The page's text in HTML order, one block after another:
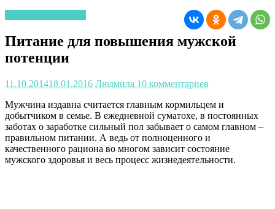
Питание для повышения мужской
потенции
11.10.201418.01.2016 Людмила 10 комментариев
Мужчина издавна считается главным кормильцем и
добытчиком в семье. В ежедневной суматохе, в постоянных
заботах о заработке сильный пол забывает о самом главном –
правильном питании. А ведь от полноценного и
качественного рациона во многом зависит состояние
мужского здоровья и весь процесс жизнедеятельности.